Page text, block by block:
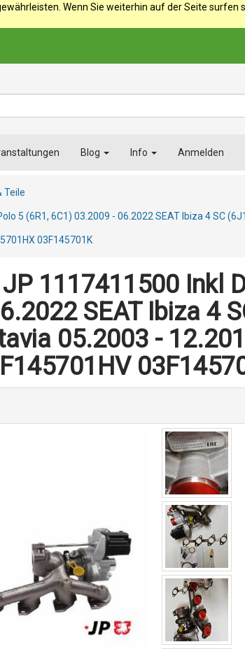
Wenn Sie weiterhin auf der Seite surfen
Blog Info Anmelden
Teile
5 (6R1, 6C1) 03.2009 - 06.2022 SEAT Ibiza 4 SC
03F145701K
1117411500 Inkl
SEAT Ibiza 4
05.2003 -